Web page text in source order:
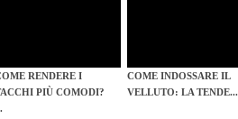
RENDERE I
PIÙ COMODI?
COME INDOSSARE IL
VELLUTO: LA TENDE...